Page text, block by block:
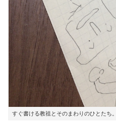
すぐ書ける教祖とそのまわりのひとたち。